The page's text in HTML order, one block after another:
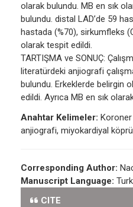
olarak bulundu. MB en sık
bulundu. distal LAD’de 59
hastada (%70), sirkumfleks
olarak tespit edildi.
TARTIŞMA ve SONUÇ:
literatürdeki anjiografi
bulundu. Erkeklerde belirgin
edildi. Ayrıca MB en sık
Anahtar Kelimeler: Koroner
anjiografi, miyokardiyal
Corresponding Author:
Manuscript Language:
CITE